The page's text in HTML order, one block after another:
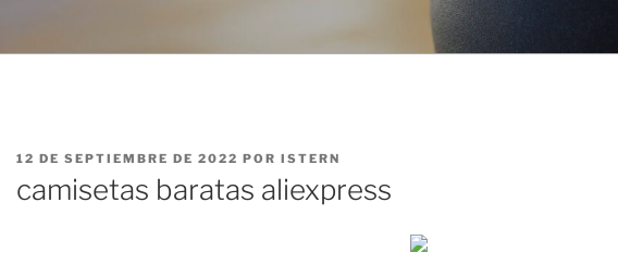
PUBLICADO
12 DE SEPTIEMBRE DE 2022 POR ISTERN
camisetas baratas aliexpress